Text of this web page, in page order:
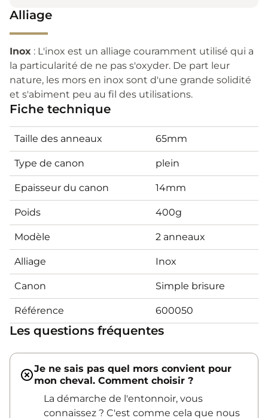
Alliage
Inox : L'inox est un alliage couramment utilisé qui a
la particularité de ne pas s'oxyder. De part leur
nature, les mors en inox sont d'une grande solidité
et s'abiment peu au fil des utilisations.
Fiche technique
Taille des anneaux 65mm
Type de canon plein
Epaisseur du canon 14mm
Poids 400g
Modèle 2 anneaux
Alliage Inox
Canon Simple brisure
Référence 600050
Les questions fréquentes
Je ne sais pas quel mors convient pour
mon cheval. Comment choisir ?
La démarche de l'entonnoir, vous
connaissez ? C'est comme cela que nous